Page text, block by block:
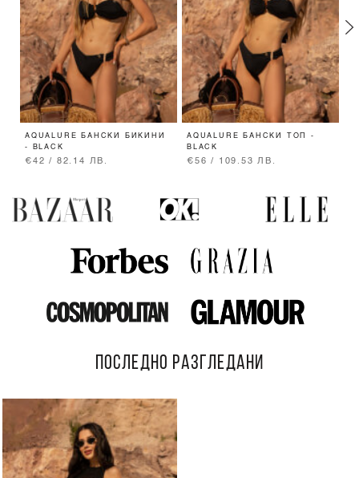
AQUALURE БАНСКИ БИКИНИ
- BLACK
€42 / 82.14 ЛВ.
AQUALURE БАНСКИ ТОП -
BLACK
€56 / 109.53 ЛВ.
ПОСЛЕДНО РАЗГЛЕДАНИ